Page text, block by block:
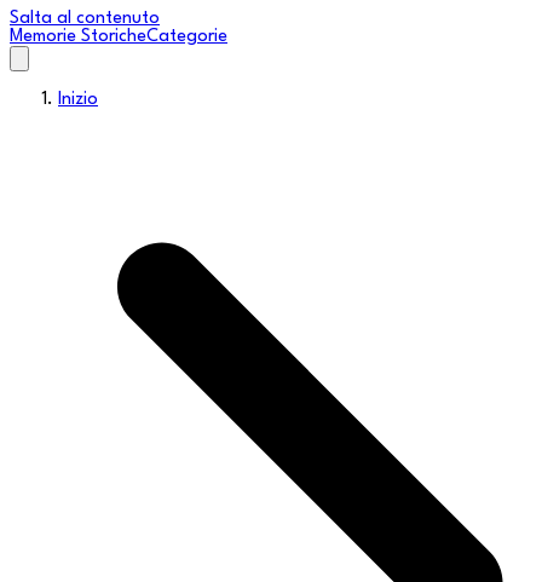
Salta al contenuto
Memorie StoricheCategorie
Inizio